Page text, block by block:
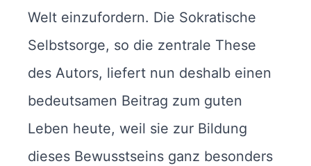
Welt einzufordern. Die Sokratische
Selbstsorge, so die zentrale These
des Autors, liefert nun deshalb einen
bedeutsamen Beitrag zum guten
Leben heute, weil sie zur Bildung
dieses Bewusstseins ganz besonders